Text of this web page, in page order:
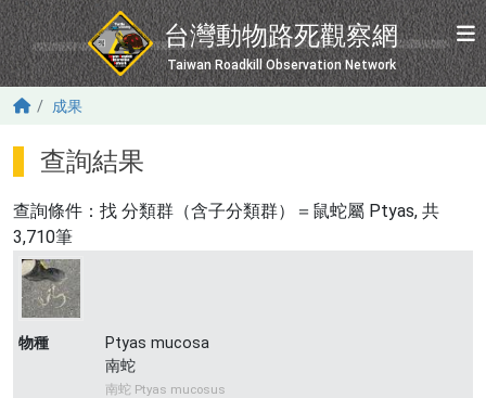
移至主內容
台灣動物路死觀察網
Taiwan Roadkill Observation Network
成果
查詢結果
查詢條件：找 分類群（含子分類群）＝鼠蛇屬 Ptyas, 共
3,710筆
物種
Ptyas mucosa
南蛇
南蛇 Ptyas mucosus